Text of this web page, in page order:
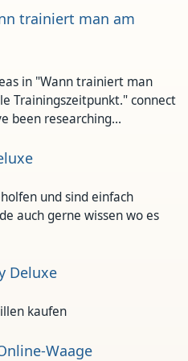
trainiert man am
in "Wann trainiert man
Trainingszeitpunkt." connect
been researching…
und sind einfach
auch gerne wissen wo es
Deluxe
kaufen
Waage